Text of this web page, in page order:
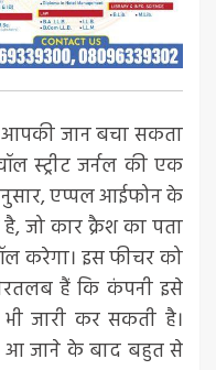
आपकी जान बचा सकता
स्ट्रीट जर्नल की एक
अनुसार, एप्पल आईफोन के
जो कार क्रैश का पता
करेगा। इस फीचर को
हैं कि कंपनी इसे
जारी कर सकती है।
आ जाने के बाद बहुत से